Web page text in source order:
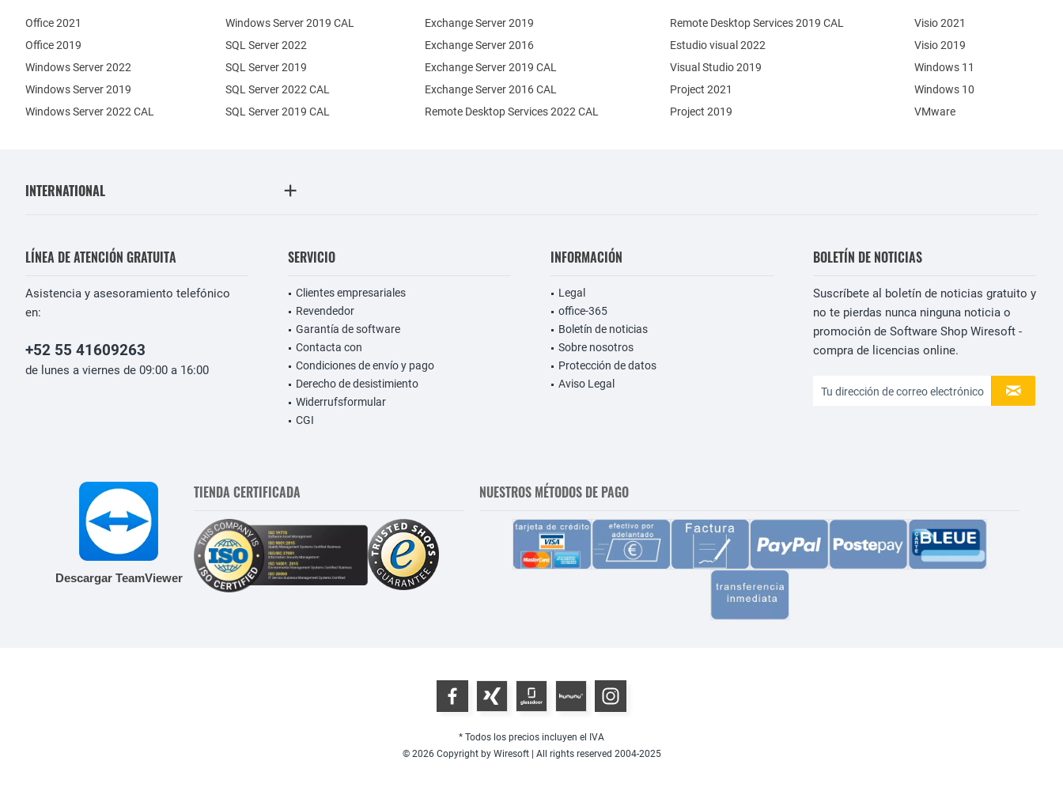
Office 2021
Office 2019
Windows Server 2022
Windows Server 2019
Exchange Server 2019
Exchange Server 2016
SQL Server 2022
SQL Server 2019
Windows Server 2022 CAL
Windows Server 2019 CAL
SQL Server 2022 CAL
SQL Server 2019 CAL
Remote Desktop Services 2022 CAL
Remote Desktop Services 2019 CAL
Exchange Server 2019 CAL
Exchange Server 2016 CAL
Estudio visual 2022
Visual Studio 2019
Project 2021
Project 2019
Visio 2021
Visio 2019
Windows 11
Windows 10
VMware
INTERNATIONAL
LÍNEA DE ATENCIÓN GRATUITA
Asistencia y asesoramiento telefónico
en:
+52 55 41609263
de lunes a viernes de 09:00 a 16:00
SERVICIO
Clientes empresariales
Revendedor
Garantía de software
Contacta con
Condiciones de envío y pago
Derecho de desistimiento
Widerrufsformular
CGI
INFORMACIÓN
Legal
office-365
Boletín de noticias
Sobre nosotros
Protección de datos
Aviso Legal
BOLETÍN DE NOTICIAS
Suscríbete al boletín de noticias gratuito y
no te pierdas nunca ninguna noticia o
promoción de Software Shop Wiresoft -
compra de licencias online.
Descargar TeamViewer
TIENDA CERTIFICADA NUESTROS MÉTODOS DE PAGO
* Todos los precios incluyen el IVA
© 2026 Copyright by Wiresoft | All rights reserved 2004-2025